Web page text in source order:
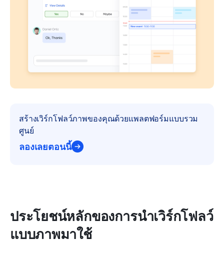
สร้างเวิร์กโฟลว์ภาพของคุณด้วยแพลตฟอร์มแบบรวม
ศูนย์
ลองเลยตอนนี้
ประโยชน์หลักของการนำเวิร์กโฟลว์
แบบภาพมาใช้